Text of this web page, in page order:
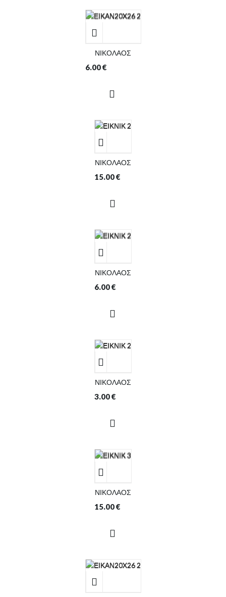
ΝΙΚΟΛΑΟΣ
6.00€
ΝΙΚΟΛΑΟΣ
15.00€
ΝΙΚΟΛΑΟΣ
6.00€
ΝΙΚΟΛΑΟΣ
3.00€
ΝΙΚΟΛΑΟΣ
15.00€